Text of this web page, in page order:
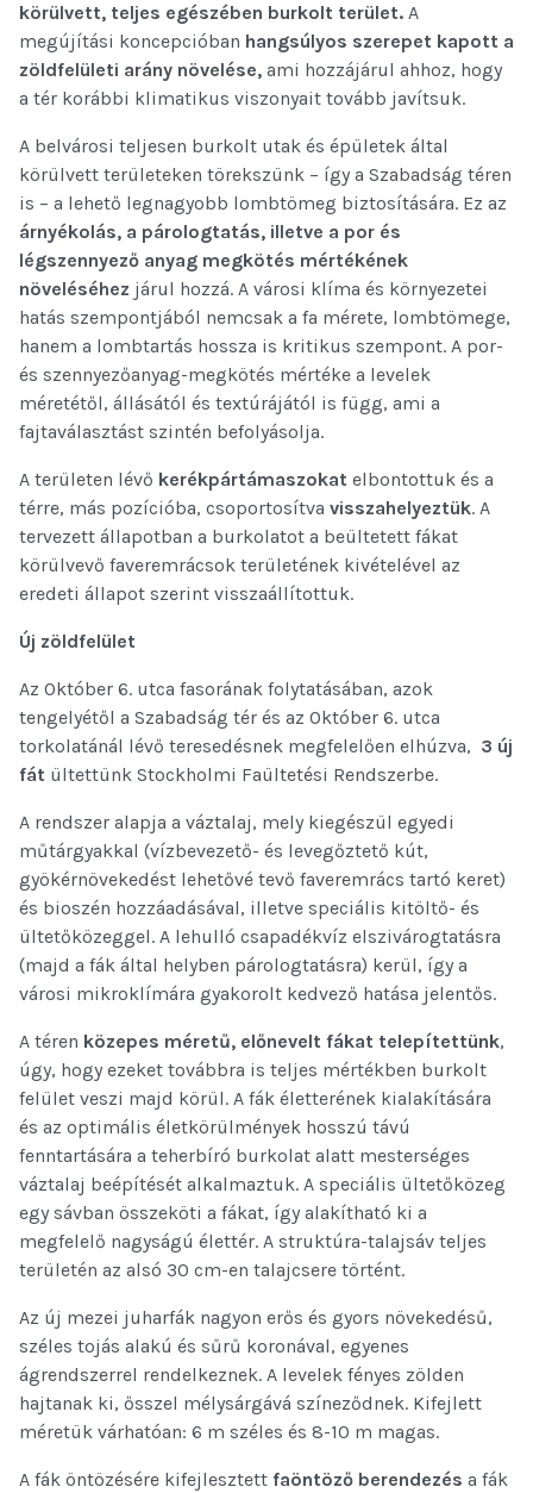
körülvett, teljes egészében burkolt terület. A
megújítási koncepcióban hangsúlyos szerepet kapott a
zöldfelületi arány növelése, ami hozzájárul ahhoz, hogy
a tér korábbi klimatikus viszonyait tovább javítsuk.
A belvárosi teljesen burkolt utak és épületek által
körülvett területeken törekszünk – így a Szabadság téren
is – a lehető legnagyobb lombtömeg biztosítására. Ez az
árnyékolás, a párologtatás, illetve a por és
légszennyező anyag megkötés mértékének
növeléséhez járul hozzá. A városi klíma és környezetei
hatás szempontjából nemcsak a fa mérete, lombtömege,
hanem a lombtartás hossza is kritikus szempont. A por-
és szennyezőanyag-megkötés mértéke a levelek
méretétől, állásától és textúrájától is függ, ami a
fajtaválasztást szintén befolyásolja.
A területen lévő kerékpártámaszokat elbontottuk és a
térre, más pozícióba, csoportosítva visszahelyeztük. A
tervezett állapotban a burkolatot a beültetett fákat
körülvevő faveremrácsok területének kivételével az
eredeti állapot szerint visszaállítottuk.
Új zöldfelület
Az Október 6. utca fasorának folytatásában, azok
tengelyétől a Szabadság tér és az Október 6. utca
torkolatánál lévő teresedésnek megfelelően elhúzva, 3 új
fát ültettünk Stockholmi Faültetési Rendszerbe.
A rendszer alapja a váztalaj, mely kiegészül egyedi
műtárgyakkal (vízbevezető- és levegőztető kút,
gyökérnövekedést lehetővé tevő faveremrács tartó keret)
és bioszén hozzáadásával, illetve speciális kitöltő- és
ültetőközeggel. A lehulló csapadékvíz elszivárogtatásra
(majd a fák által helyben párologtatásra) kerül, így a
városi mikroklímára gyakorolt kedvező hatása jelentős.
A téren közepes méretű, előnevelt fákat telepítettünk,
úgy, hogy ezeket továbbra is teljes mértékben burkolt
felület veszi majd körül. A fák életterének kialakítására
és az optimális életkörülmények hosszú távú
fenntartására a teherbíró burkolat alatt mesterséges
váztalaj beépítését alkalmaztuk. A speciális ültetőközeg
egy sávban összeköti a fákat, így alakítható ki a
megfelelő nagyságú élettér. A struktúra-talajsáv teljes
területén az alsó 30 cm-en talajcsere történt.
Az új mezei juharfák nagyon erős és gyors növekedésű,
széles tojás alakú és sűrű koronával, egyenes
ágrendszerrel rendelkeznek. A levelek fényes zölden
hajtanak ki, ősszel mélysárgává színeződnek. Kifejlett
méretük várhatóan: 6 m széles és 8-10 m magas.
A fák öntözésére kifejlesztett faöntöző berendezés a fák